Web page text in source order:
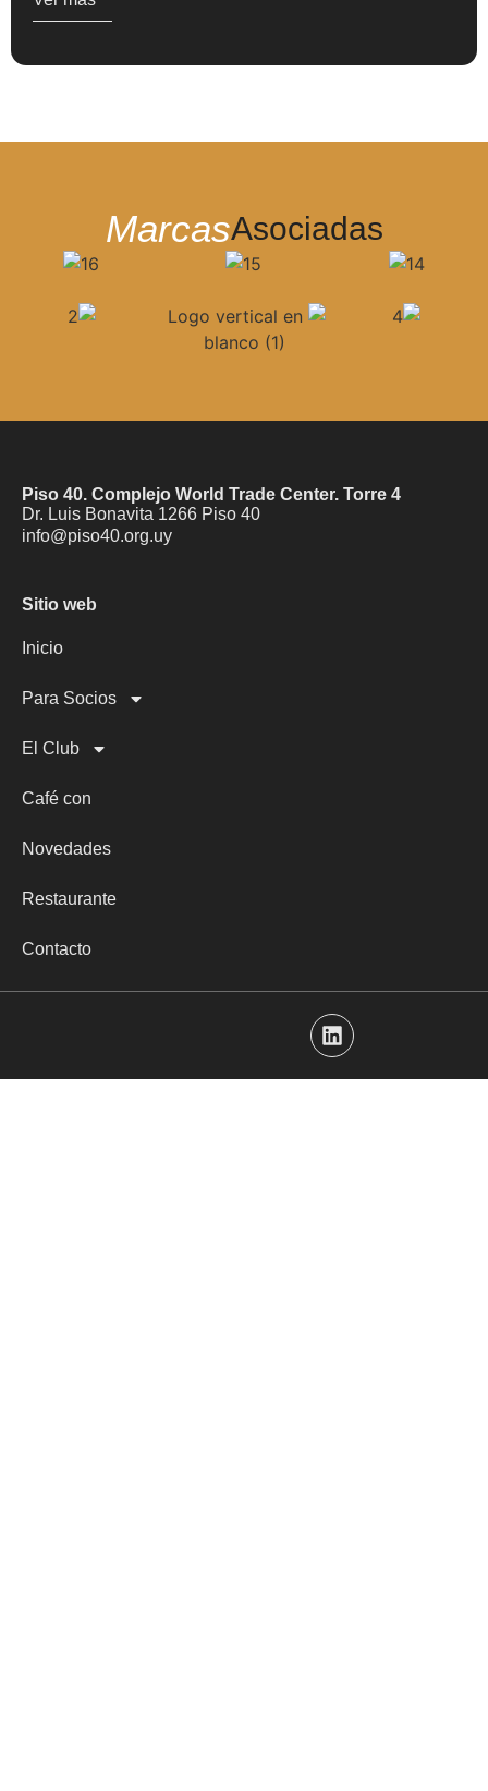
MarcasAsociadas
Piso 40. Complejo World Trade Center. Torre 4
Dr. Luis Bonavita 1266 Piso 40
info@piso40.org.uy
Sitio web
Inicio
Para Socios
El Club
Café con
Novedades
Restaurante
Contacto